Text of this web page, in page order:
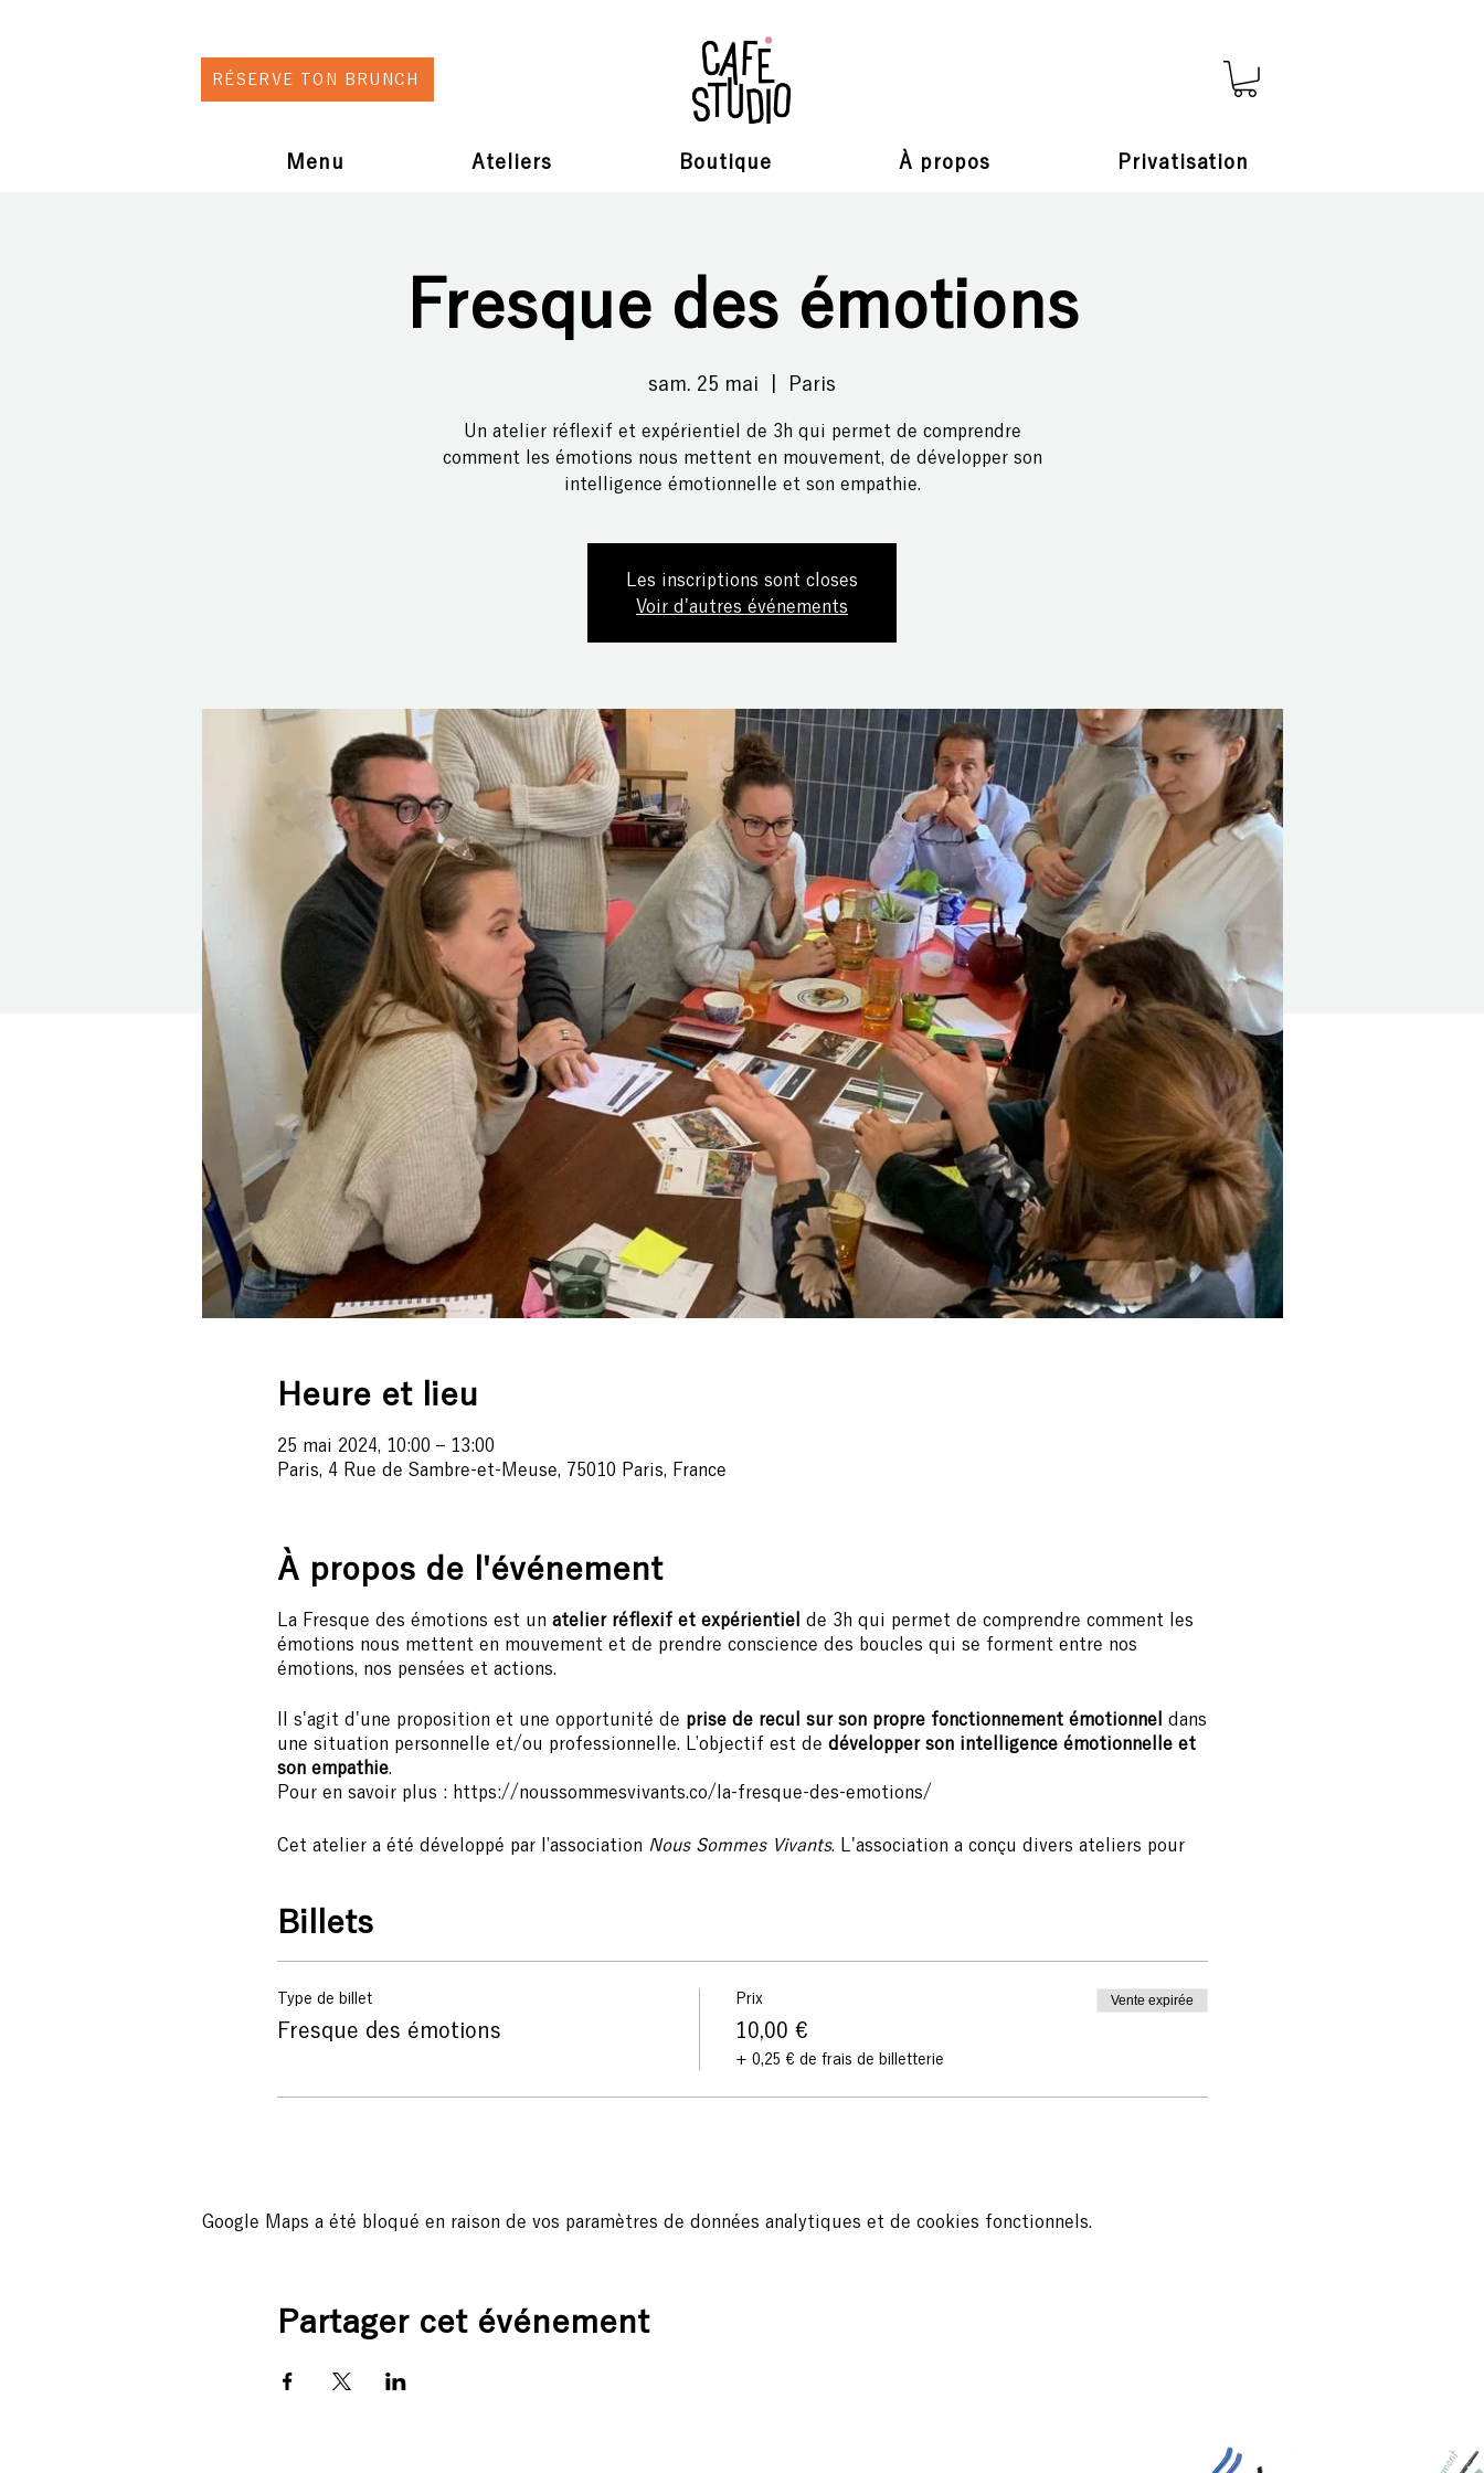
Menu Ateliers Boutique À propos Privatisation
RÉSERVE TON BRUNCH
Fresque des émotions
sam. 25 mai Paris
Un atelier réflexif et expérientiel de 3h qui permet de comprendre
comment les émotions nous mettent en mouvement, de développer son
intelligence émotionnelle et son empathie.
Les inscriptions sont closes
Voir d'autres événements
Heure et lieu
25 mai 2024, 10:00 – 13:00
Paris, 4 Rue de Sambre-et-Meuse, 75010 Paris, France
À propos de l'événement
La Fresque des émotions est un atelier réflexif et expérientiel de 3h qui permet de comprendre comment les
émotions nous mettent en mouvement et de prendre conscience des boucles qui se forment entre nos
émotions, nos pensées et actions.
Il s'agit d'une proposition et une opportunité de prise de recul sur son propre fonctionnement émotionnel dans
une situation personnelle et/ou professionnelle. L’objectif est de développer son intelligence émotionnelle et
son empathie.
Pour en savoir plus : https://noussommesvivants.co/la-fresque-des-emotions/
Cet atelier a été développé par l’association Nous Sommes Vivants. L'association a conçu divers ateliers pour
organisations est la régénération des humains, des vivants, de la Nature. (www.noussommesvivants.co)
Inscription obligatoire
Billets
Type de billet
Fresque des émotions
Prix
10,00 €
+ 0,25 € de frais de billetterie
Vente expirée
Google Maps a été bloqué en raison de vos paramètres de données analytiques et de cookies fonctionnels.
Partager cet événement